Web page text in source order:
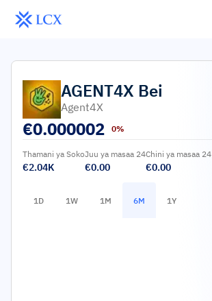
AGENT4X Bei
Agent4X
€0.000002 0%
Thamani ya Soko
€2.04K
Juu ya masaa 24
€0.00
Chini ya masaa 24
€0.00
1D 1W 1M 6M 1Y